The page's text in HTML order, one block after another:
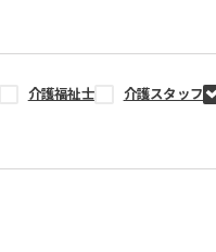
介護福祉士 介護スタッフ